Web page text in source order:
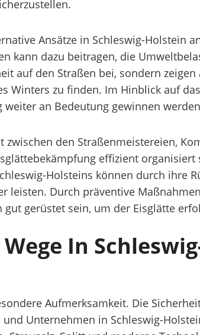
Ansätze in Schleswig-Holstein
kann dazu beitragen, die
auf den Straßen bei, sondern zeigen
Winters zu finden. Im Hinblick auf
an Bedeutung gewinnen
den Straßenmeistereien,
effizient organisiert
Holsteins können durch ihre
leisten. Durch präventive
gerüstet sein, um der Eisglätte
In
Aufmerksamkeit. Die
Unternehmen in Schleswig-